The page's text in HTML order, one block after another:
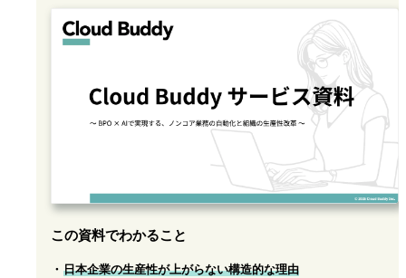
この資料でわかること
日本企業の生産性が上がらない構造的な理由